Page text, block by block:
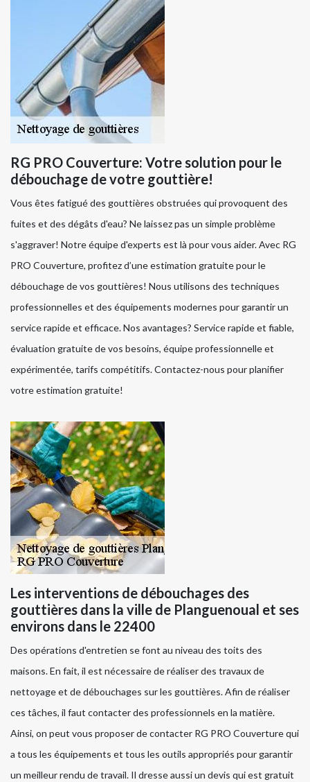
RG PRO Couverture: Votre solution pour le
débouchage de votre gouttière!
Vous êtes fatigué des gouttières obstruées qui provoquent des
fuites et des dégâts d'eau? Ne laissez pas un simple problème
s'aggraver! Notre équipe d'experts est là pour vous aider. Avec RG
PRO Couverture, profitez d’une estimation gratuite pour le
débouchage de vos gouttières! Nous utilisons des techniques
professionnelles et des équipements modernes pour garantir un
service rapide et efficace. Nos avantages? Service rapide et fiable,
évaluation gratuite de vos besoins, équipe professionnelle et
expérimentée, tarifs compétitifs. Contactez-nous pour planifier
votre estimation gratuite!
Les interventions de débouchages des
gouttières dans la ville de Planguenoual et ses
environs dans le 22400
Des opérations d'entretien se font au niveau des toits des
maisons. En fait, il est nécessaire de réaliser des travaux de
nettoyage et de débouchages sur les gouttières. Afin de réaliser
ces tâches, il faut contacter des professionnels en la matière.
Ainsi, on peut vous proposer de contacter RG PRO Couverture qui
a tous les équipements et tous les outils appropriés pour garantir
un meilleur rendu de travail. Il dresse aussi un devis qui est gratuit